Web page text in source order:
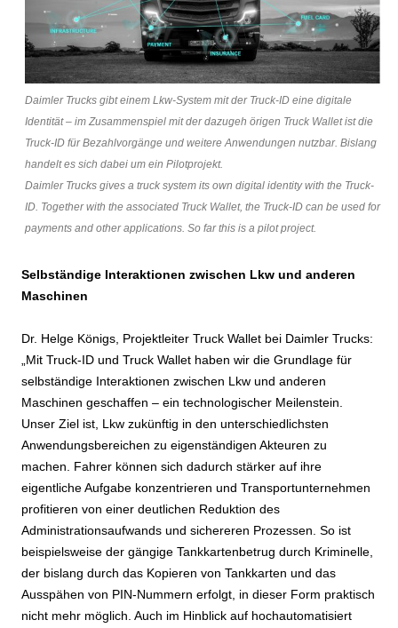
Daimler Trucks gibt einem Lkw-System mit der Truck-ID eine digitale
Identität – im Zusammenspiel mit der dazugeh örigen Truck Wallet ist die
Truck-ID für Bezahlvorgänge und weitere Anwendungen nutzbar. Bislang
handelt es sich dabei um ein Pilotprojekt.
Daimler Trucks gives a truck system its own digital identity with the Truck-
ID. Together with the associated Truck Wallet, the Truck-ID can be used for
payments and other applications. So far this is a pilot project.
Selbständige Interaktionen zwischen Lkw und anderen
Maschinen
Dr. Helge Königs, Projektleiter Truck Wallet bei Daimler Trucks:
„Mit Truck-ID und Truck Wallet haben wir die Grundlage für
selbständige Interaktionen zwischen Lkw und anderen
Maschinen geschaffen – ein technologischer Meilenstein.
Unser Ziel ist, Lkw zukünftig in den unterschiedlichsten
Anwendungsbereichen zu eigenständigen Akteuren zu
machen. Fahrer können sich dadurch stärker auf ihre
eigentliche Aufgabe konzentrieren und Transportunternehmen
profitieren von einer deutlichen Reduktion des
Administrationsaufwands und sichereren Prozessen. So ist
beispielsweise der gängige Tankkartenbetrug durch Kriminelle,
der bislang durch das Kopieren von Tankkarten und das
Ausspähen von PIN-Nummern erfolgt, in dieser Form praktisch
nicht mehr möglich. Auch im Hinblick auf hochautomatisiert